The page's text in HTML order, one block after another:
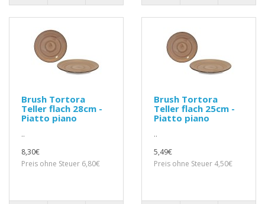
Brush Tortora
Teller flach 28cm -
Piatto piano
..
8,30€
Preis ohne Steuer 6,80€
Brush Tortora
Teller flach 25cm -
Piatto piano
..
5,49€
Preis ohne Steuer 4,50€